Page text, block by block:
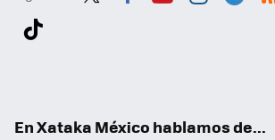
En Xataka México hablamos de...